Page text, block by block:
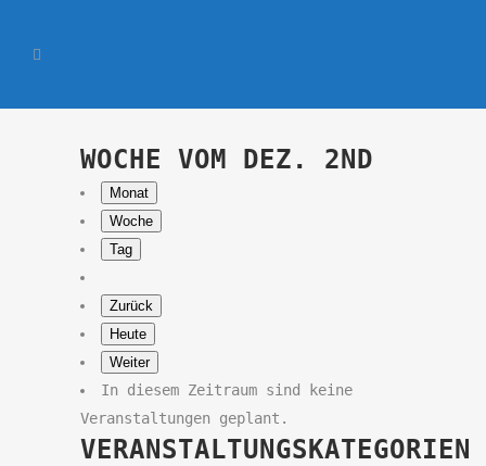
WOCHE VOM DEZ. 2ND
Monat
Woche
Tag
Zurück
Heute
Weiter
In diesem Zeitraum sind keine
Veranstaltungen geplant.
VERANSTALTUNGSKATEGORIEN